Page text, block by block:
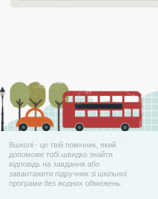
Вшколі - це твій помічник, який
допоможе тобі швидко знайти
відповідь на завдання або
завантажити підручник зі шкільної
програми без жодних обмежень.